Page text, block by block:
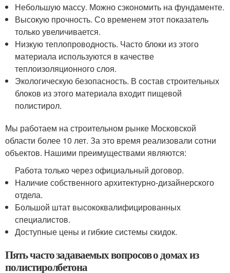
Небольшую массу. Можно сэкономить на фундаменте.
Высокую прочность. Со временем этот показатель
только увеличивается.
Низкую теплопроводность. Часто блоки из этого
материала используются в качестве
теплоизоляционного слоя.
Экологическую безопасность. В состав строительных
блоков из этого материала входит пищевой
полистирол.
Мы работаем на строительном рынке Московской
области более 10 лет. За это время реализовали сотни
объектов. Нашими преимуществами являются:
Работа только через официальный договор.
Наличие собственного архитектурно-дизайнерского
отдела.
Большой штат высококвалифицированных
специалистов.
Доступные цены и гибкие системы скидок.
Пять часто задаваемых вопросов о домах из
полистиролбетона